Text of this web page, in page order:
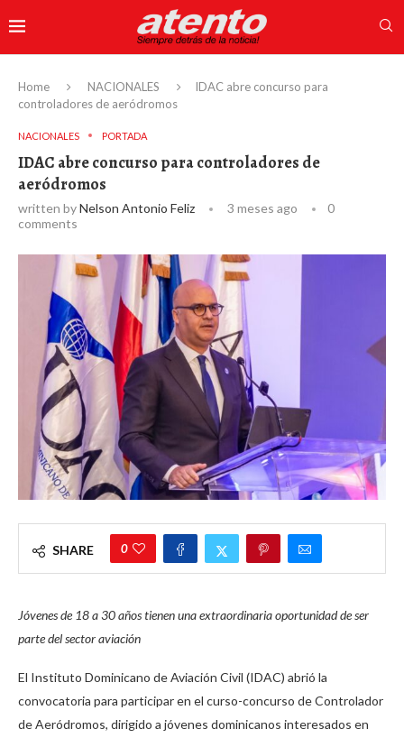
Home NACIONALES
IDAC abre concurso para
controladores de aeródromos
NACIONALES PORTADA
IDAC abre concurso para controladores de
aeródromos
written byNelson Antonio Feliz 3 meses ago
0
comments
SHARE 0
Jóvenes de 18 a 30 años tienen una extraordinaria oportunidad de ser
parte del sector aviación
El Instituto Dominicano de Aviación Civil (IDAC) abrió la
convocatoria para participar en el curso-concurso de Controlador
de Aeródromos, dirigido a jóvenes dominicanos interesados en